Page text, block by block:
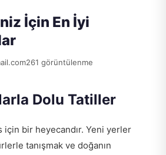
İçin En İyi
261 görüntülenme
Dolu Tatiller
için bir heyecandır. Yeni yerler
tanışmak ve doğanın